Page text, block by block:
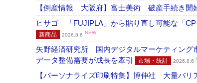
【倒産情報 大阪府】富士美術 破産手続き開
ヒサゴ 「FUJIPLA」から貼り直し可能な「
新商品 2026.8.6 NEW
矢野経済研究所 国内デジタルマーケティング
データ整備需要が成長を牽引
市場・統計 2026.8.6
【パーソナライズ印刷特集】博伸社 大量バ